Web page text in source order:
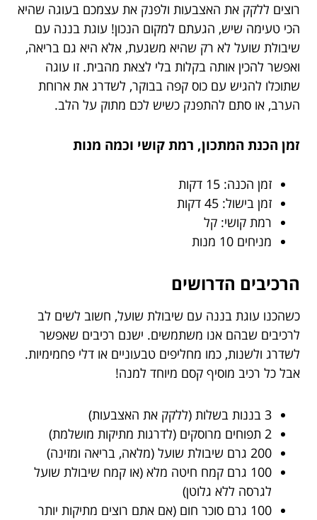
רוצים ללקק את האצבעות ולפנק את עצמכם בעוגה שהיא
הכי טעימה שיש, הגעתם למקום הנכון! עוגת בננה עם
שיבולת שועל לא רק שהיא משגעת, אלא היא גם בריאה,
ואפשר להכין אותה בקלות בלי לצאת מהבית. זו עוגה
שתוכלו להגיש עם כוס קפה בבוקר, לשדרג את ארוחת
הערב, או סתם להתפנק כשיש לכם מתוק על הלב.
זמן הכנת המתכון, רמת קושי וכמה מנות
זמן הכנה: 15 דקות
זמן בישול: 45 דקות
רמת קושי: קל
מניחים 10 מנות
הרכיבים הדרושים
כשהכנו עוגת בננה עם שיבולת שועל, חשוב לשים לב
לרכיבים שבהם אנו משתמשים. ישנם רכיבים שאפשר
לשדרג ולשנות, כמו מחליפים טבעוניים או דלי פחמימיות.
אבל כל רכיב מוסיף קסם מיוחד למנה!
3 בננות בשלות (ללקק את האצבעות)
2 תפוחים מרוסקים (לדרגות מתיקות מושלמת)
200 גרם שיבולת שועל (מלאה, בריאה ומזינה)
100 גרם קמח חיטה מלא (או קמח שיבולת שועל
לגרסה ללא גלוטן)
100 גרם סוכר חום (אם אתם רוצים מתיקות יותר